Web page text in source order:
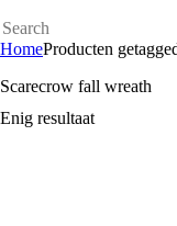
HomeProducten
Scarecrow fall wreath
Enig resultaat